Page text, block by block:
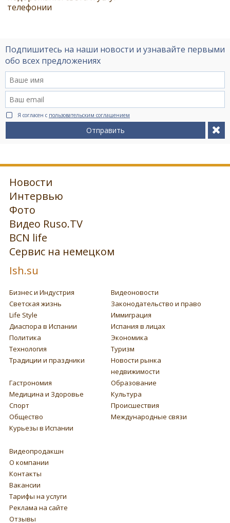
телефонии
Подпишитесь на наши новости и узнавайте первыми
обо всех предложениях
Я согласен с пользовательским соглашением
Отправить
Новости
Интервью
Фото
Видео Ruso.TV
BCN life
Сервис на немецком
Ish.su
Бизнес и Индустрия
Видеоновости
Светская жизнь
Законодательство и право
Life Style
Иммиграция
Диаспора в Испании
Испания в лицах
Политика
Экономика
Технология
Туризм
Традиции и праздники
Новости рынка
недвижимости
Гастрономия
Образование
Медицина и Здоровье
Культура
Спорт
Происшествия
Общество
Международные связи
Курьезы в Испании
Видеопродакшн
О компании
Контакты
Вакансии
Тарифы на услуги
Реклама на сайте
Отзывы